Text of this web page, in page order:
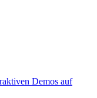
Demos auf